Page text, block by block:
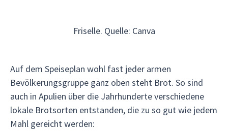
Friselle. Quelle: Canva
Auf dem Speiseplan wohl fast jeder armen
Bevölkerungsgruppe ganz oben steht Brot. So sind
auch in Apulien über die Jahrhunderte verschiedene
lokale Brotsorten entstanden, die zu so gut wie jedem
Mahl gereicht werden: